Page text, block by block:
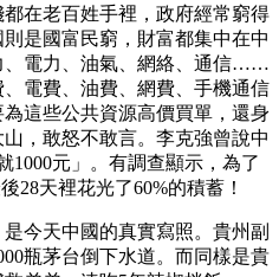
在老百姓手裡，政府經常窮得
是國富民窮，財富都集中在中
、電力、油氣、網絡、通信……
電費、油費、網費、手機通信
這些公共資源高價買單，還身
，敢怒不敢言。李克強曾說中
1000元」。有調查顯示，為了
28天裡花光了60%的積蓄！
今天中國的真實寫照。貴州副
瓶茅台倒下水道。而同樣是貴